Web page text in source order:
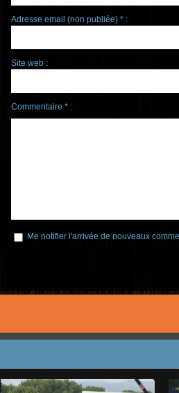
Adresse email (non publiée) * :
Site web :
Commentaire * :
Me notifier l'arrivée de nouveaux